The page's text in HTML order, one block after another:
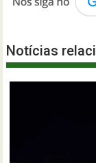
Notícias